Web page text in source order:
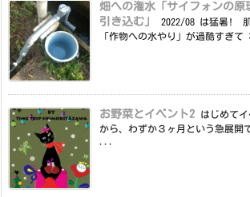
畑への潅水「サイフォンの原
引き込む」
2022/08 は猛暑!
「作物への水やり」が過酷すぎ
お野菜とイベント2
はじめて
から、わずか３ヶ月という急展開
...